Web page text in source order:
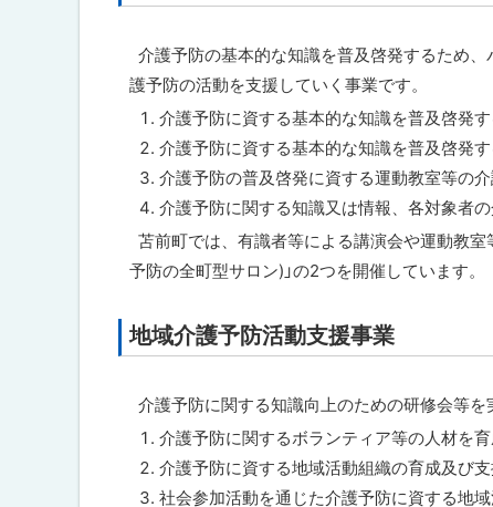
ッ
プ
に
介護予防の基本的な知識を普及啓発するため
護予防の活動を支援していく事業です。
介護予防に資する基本的な知識を普及啓発
介護予防に資する基本的な知識を普及啓発
介護予防の普及啓発に資する運動教室等の
介護予防に関する知識又は情報、各対象者
苫前町では、有識者等による講演会や運動教
予防の全町型サロン)」の2つを開催しています。
ト
ッ
プ
地域介護予防活動支援事業
介護予防に関する知識向上のための研修会等
介護予防に関するボランティア等の人材を
介護予防に資する地域活動組織の育成及び
社会参加活動を通じた介護予防に資する地